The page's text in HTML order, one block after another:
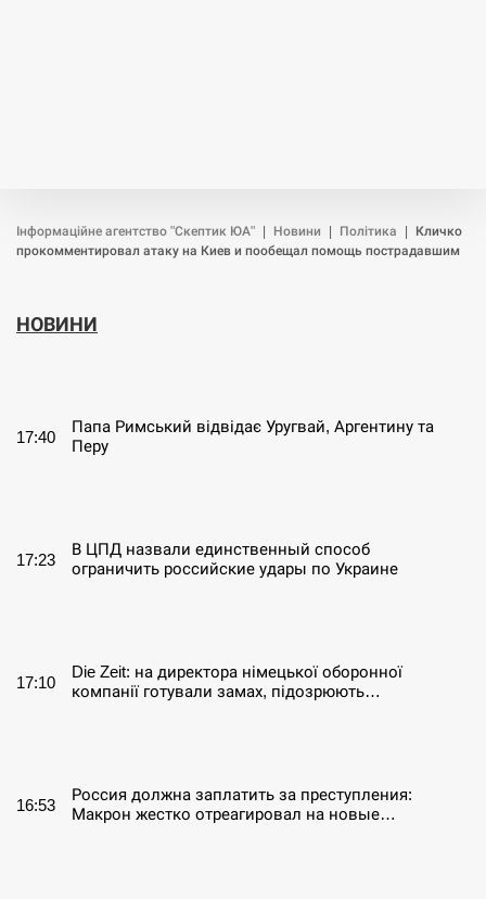
Інформаційне агентство "Скептик ЮА" Новини Політика
Кличко
прокомментировал атаку на Киев и пообещал помощь пострадавшим
НОВИНИ
17:40
Папа Римський відвідає Уругвай, Аргентину та
Перу
17:23
В ЦПД назвали единственный способ
ограничить российские удары по Украине
17:10
Die Zeit: на директора німецької оборонної
компанії готували замах, підозрюють…
16:53
Россия должна заплатить за преступления:
Макрон жестко отреагировал на новые…